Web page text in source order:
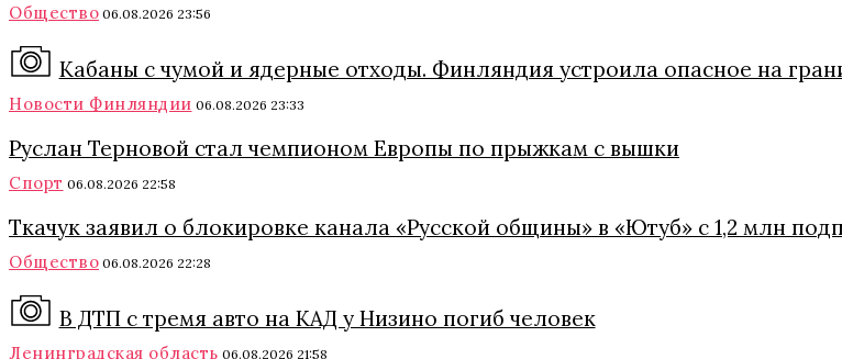
Общество 06.08.2026 23:56
Кабаны с чумой и ядерные отходы. Финляндия устроила опасное на
Новости Финляндии 06.08.2026 23:33
Руслан Терновой стал чемпионом Европы по прыжкам с вышки
Спорт 06.08.2026 22:58
Ткачук заявил о блокировке канала «Русской общины» в «Ютуб» с 1,2 млн
Общество 06.08.2026 22:28
В ДТП с тремя авто на КАД у Низино погиб человек
Ленинградская область 06.08.2026 21:58